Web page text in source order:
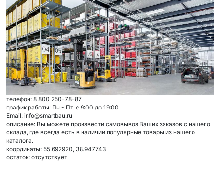
телефон: 8 800 250-78-87
график работы: Пн.- Пт. с 9:00 до 19:00
Email: info@smartbau.ru
описание: Вы можете произвести самовывоз Ваших заказов с нашего
склада, где всегда есть в наличии популярные товары из нашего
каталога.
координаты: 55.692920, 38.947743
остаток: отсутствует